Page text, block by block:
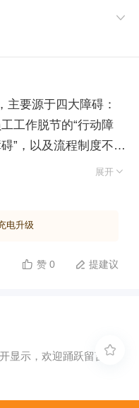

主要源于四大障碍：
工作脱节的“行动障
”，以及流程制度不
争力在于构建了强大
衡计分卡从财务、客
共识而非老板独断，
依赖于长期的战略澄
进行战略规划（SP）
展开 
电升级
 赞 0  提建议
显示，欢迎踊跃留言。
